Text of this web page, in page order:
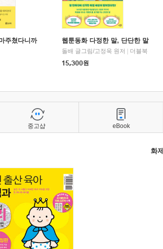
주쳤다니까
웹툰동화 다정한 말, 단단한 말
돌배 글그림/고정욱 원저
더블북
15,300원
화
중고샵 eBook